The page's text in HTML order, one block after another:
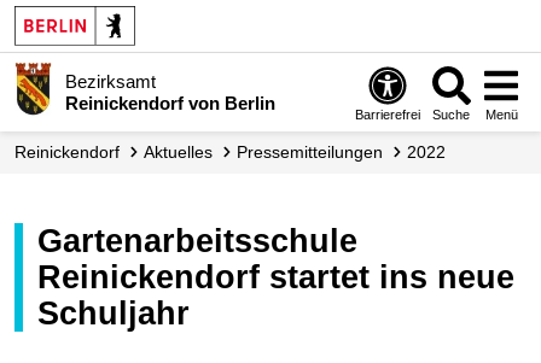
Bezirksamt
Reinickendorf von Berlin
Barrierefrei Suche Menü
Reinickendorf Aktuelles Presse­mitteilungen 2022
Gartenarbeitsschule
Reinickendorf startet ins neue
Schuljahr